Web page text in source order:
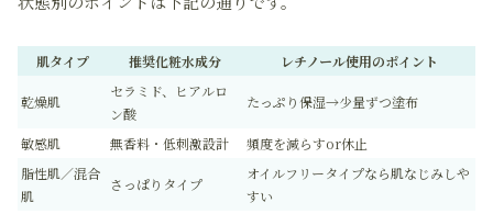
肌タイプ 推奨化粧水成分 レチノール使用のポイント
乾燥肌
セラミド、ヒアルロ
ン酸
たっぷり保湿→少量ずつ塗布
敏感肌 無香料・低刺激設計
頻度を減らすor休止
脂性肌／混合
肌
さっぱりタイプ
オイルフリータイプなら肌なじみしや
すい